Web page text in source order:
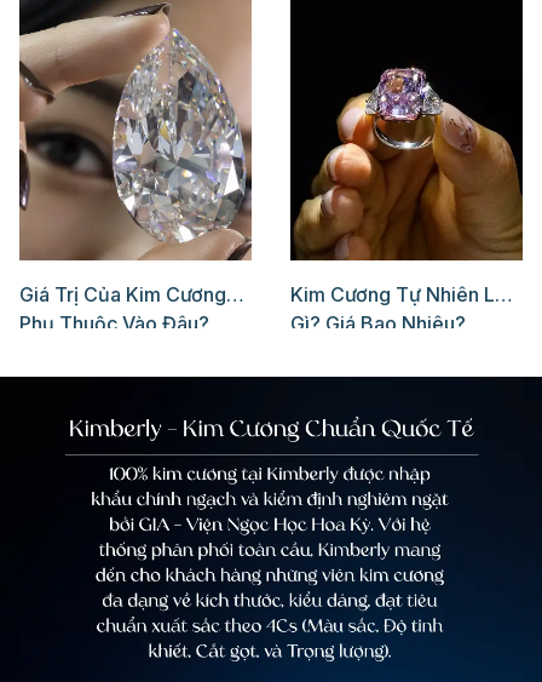
Giá Trị Của Kim Cương
Phụ Thuộc Vào Đâu?
Kim Cương Tự Nhiên Là
Gì? Giá Bao Nhiêu?